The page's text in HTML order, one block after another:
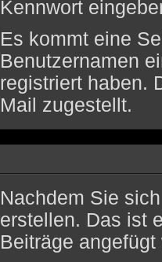
Kennwort
Es kommt eine
Benutzernamen
registriert haben.
Mail zugestellt.
Nachdem Sie
erstellen. Das ist
Beiträge